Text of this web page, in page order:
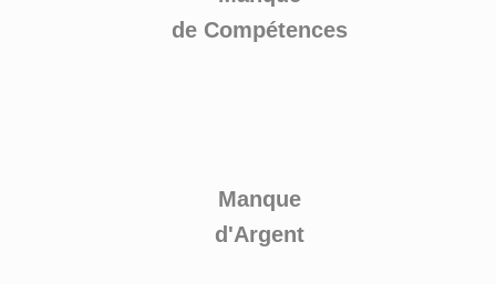
de Compétences
Manque
d'Argent